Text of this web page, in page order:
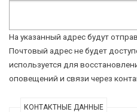
На указанный адрес будут
Почтовый адрес не будет
используется для
оповещений и связи через
КОНТАКТНЫЕ ДАННЫЕ